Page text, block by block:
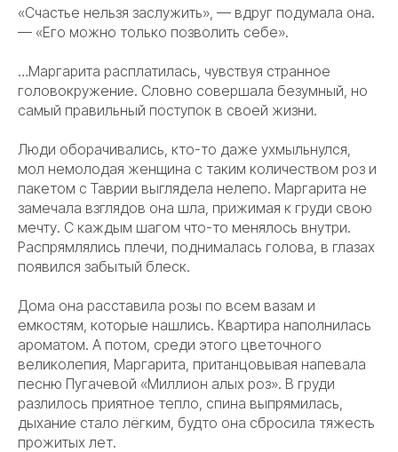
«Счастье нельзя заслужить», — вдруг подумала она.
— «Его можно только позволить себе».
…Маргарита расплатилась, чувствуя странное
головокружение. Словно совершала безумный, но
самый правильный поступок в своей жизни.
Люди оборачивались, кто-то даже ухмыльнулся,
мол немолодая женщина с таким количеством роз и
пакетом с Таврии выглядела нелепо. Маргарита не
замечала взглядов она шла, прижимая к груди свою
мечту. С каждым шагом что-то менялось внутри.
Распрямлялись плечи, поднималась голова, в глазах
появился забытый блеск.
Дома она расставила розы по всем вазам и
емкостям, которые нашлись. Квартира наполнилась
ароматом. А потом, среди этого цветочного
великолепия, Маргарита, пританцовывая напевала
песню Пугачевой «Миллион алых роз». В груди
разлилось приятное тепло, спина выпрямилась,
дыхание стало лёгким, будто она сбросила тяжесть
прожитых лет.